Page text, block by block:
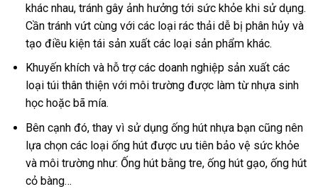
khác nhau, tránh gây ảnh hưởng tới sức khỏe khi sử dụng.
Cần tránh vứt cùng với các loại rác thải dễ bị phân hủy và
tạo điều kiện tái sản xuất các loại sản phẩm khác.
Khuyến khích và hỗ trợ các doanh nghiệp sản xuất các
loại túi thân thiện với môi trường được làm từ nhựa sinh
học hoặc bã mía.
Bên cạnh đó, thay vì sử dụng ống hút nhựa bạn cũng nên
lựa chọn các loại ống hút được ưu tiên bảo vệ sức khỏe
và môi trường như: Ống hút bằng tre, ống hút gạo, ống hút
cỏ bàng…